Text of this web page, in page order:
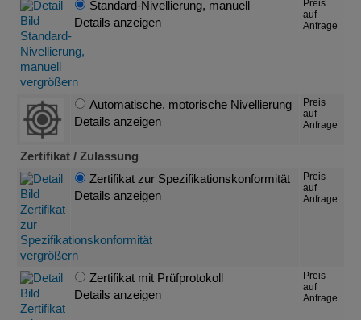
Standard-Nivellierung, manuell
Details anzeigen
Preis
auf
Anfrage
Automatische, motorische Nivellierung
Details anzeigen
Preis
auf
Anfrage
Zertifikat / Zulassung
Zertifikat zur Spezifikationskonformität
Details anzeigen
Preis
auf
Anfrage
Zertifikat mit Prüfprotokoll
Details anzeigen
Preis
auf
Anfrage